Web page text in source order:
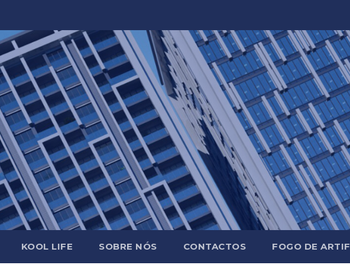
KOOL LIFE SOBRE NÓS CONTACTOS FOGO DE